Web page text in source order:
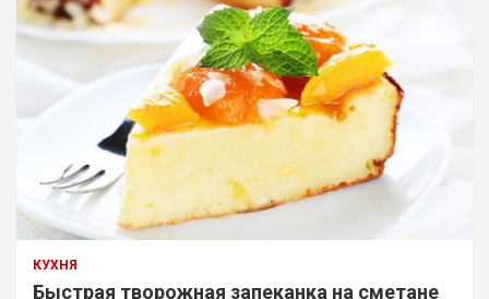
КУХНЯ
Быстрая творожная запеканка на сметане